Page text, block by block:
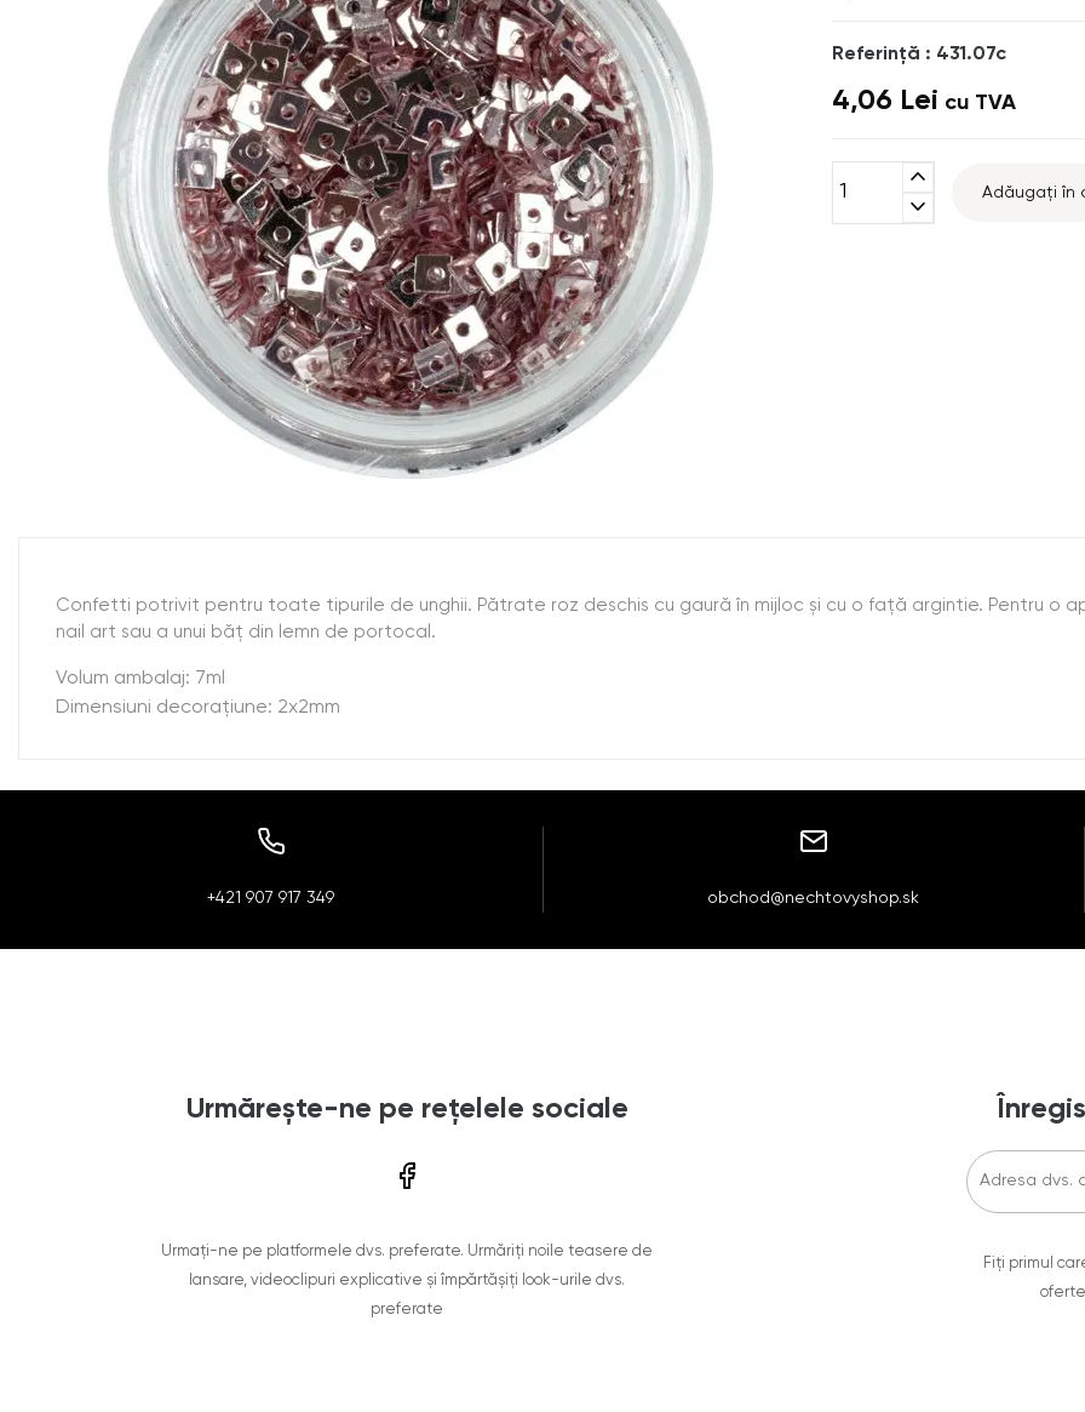
Referinţă : 431.07c
4,06 Lei cu TVA
expand_less
expand_more
Adăugați în
Confetti potrivit pentru toate tipurile de unghii. Pătrate roz deschis cu gaură în mijloc și cu o față argintie. Pentru o
nail art sau a unui băț din lemn de portocal.
Volum ambalaj: 7ml
Dimensiuni decorațiune: 2x2mm
+421 907 917 349 obchod@nechtovyshop.sk
Urmărește-ne pe rețelele sociale
Urmați-ne pe platformele dvs. preferate. Urmăriți noile teasere de
lansare, videoclipuri explicative și împărtășiți look-urile dvs.
preferate
Fiți primul